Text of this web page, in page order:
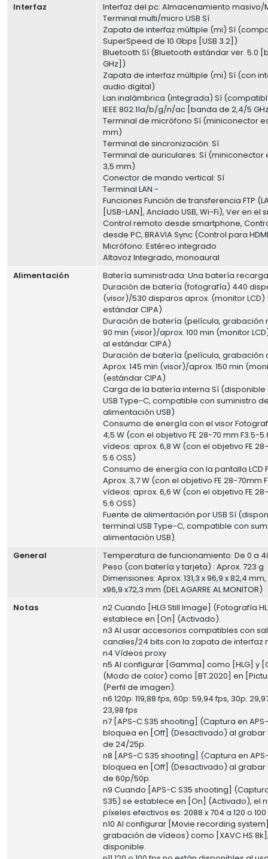
Interfaz
Interfaz del pc: Almacenamiento masivo/
Terminal multi/micro USB Sí
Zapata de interfaz múltiple (mi) Sí
SuperSpeed de 10 Gbps [USB 3.2])
Bluetooth Sí (Bluetooth estándar ver. 5.0
GHz])
Zapata de interfaz múltiple (mi) Sí (con
audio digital)
Lan inalámbrica (integrada) Sí
IEEE 802.11a/b/g/n/ac [banda de 2,4/5
Terminal de micrófono Sí (miniconector
mm)
Terminal de sincronización: Sí
Terminal de auriculares: Sí (miniconector
3,5 mm)
Conector de mando vertical: Sí
Terminal LAN -
Funciones Función de transferencia FTP
[USB-LAN], Anclado USB, Wi-Fi), Ver en el
Control remoto desde smartphone,
desde PC, BRAVIA Sync (Control para
Micrófono: Estéreo integrado
Altavoz Integrado, monoaural
Alimentación
Batería suministrada: Una batería
Duración de batería (fotografía) 440
(visor)/530 disparos aprox. (monitor
estándar CIPA)
Duración de batería (película, grabación
90 min (visor)/aprox. 100 min (monitor
al estándar CIPA)
Duración de batería (película, grabación
Aprox. 145 min (visor)/aprox. 150 min
(estándar CIPA)
Carga de la batería interna Sí
USB Type-C, compatible con suministro
alimentación USB)
Consumo de energía con el visor
4,5 W (con el objetivo FE 28-70 mm F3.5-
vídeos: aprox. 6,8 W (con el objetivo FE
5.6 OSS)
Consumo de energía con la pantalla LCD
Aprox. 3,7 W (con el objetivo FE 28-70mm
vídeos: aprox. 6,6 W (con el objetivo FE
5.6 OSS)
Fuente de alimentación por USB Sí
terminal USB Type-C, compatible con
alimentación USB)
General
Temperatura de funcionamiento: De 0 a
Peso (con batería y tarjeta) : Aprox. 723 g
Dimensiones: Aprox. 131,3 x 96,9 x 82,4 mm,
x96,9 x72,3 mm (DEL AGARRE AL MONITOR)
Notas
n2 Cuando [HLG Still Image] (Fotografía
establece en [On] (Activado).
n3 Al usar accesorios compatibles con
canales/24 bits con la zapata de interfaz
n4 Vídeos proxy
n5 Al configurar [Gamma] como [HLG] y
(Modo de color) como [BT.2020] en
(Perfil de imagen).
n6 120p: 119,88 fps, 60p: 59,94 fps, 30p:
23,98 fps
n7 [APS-C S35 shooting] (Captura en
bloquea en [Off] (Desactivado) al grabar
de 24/25p.
n8 [APS-C S35 shooting] (Captura en
bloquea en [Off] (Desactivado) al grabar
de 60p/50p.
n9 Cuando [APS-C S35 shooting]
S35) se establece en [On] (Activado), el
píxeles efectivos es: 2088 x 704 a 120 o
n10 Al configurar [Movie recording
grabación de vídeos) como [XAVC HS
disponible.